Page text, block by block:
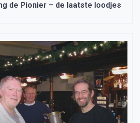
de Pionier – de laatste loodjes